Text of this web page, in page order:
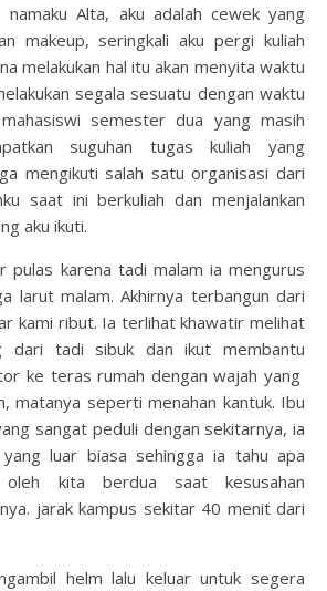
namaku Alta, aku adalah cewek yang
makeup, seringkali aku pergi kuliah
melakukan hal itu akan menyita waktu
segala sesuatu dengan waktu
semester dua yang masih
suguhan tugas kuliah yang
mengikuti salah satu organisasi dari
saat ini berkuliah dan menjalankan
aku ikuti.
pulas karena tadi malam ia mengurus
larut malam. Akhirnya terbangun dari
kami ribut. Ia terlihat khawatir melihat
dari tadi sibuk dan ikut membantu
ke teras rumah dengan wajah yang
matanya seperti menahan kantuk. Ibu
sangat peduli dengan sekitarnya, ia
yang luar biasa sehingga ia tahu apa
oleh kita berdua saat kesusahan
jarak kampus sekitar 40 menit dari
helm lalu keluar untuk segera